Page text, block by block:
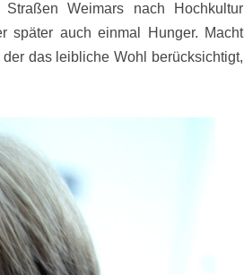
Weimars nach Hochkultur
später auch einmal Hunger. Macht
das leibliche Wohl berücksichtigt,